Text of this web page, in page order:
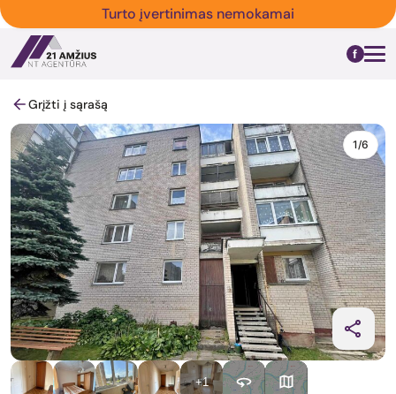
Turto įvertinimas nemokamai
Grįžti į sąrašą
1/6
+1